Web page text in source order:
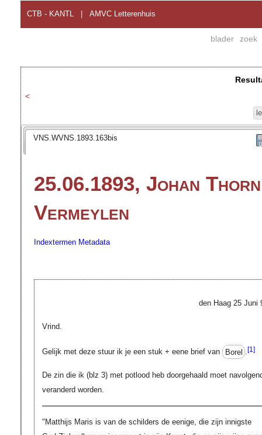
CTB - KANTL AMVC Letterenhuis
blader zoek
<
VNS.WVNS.1893.163bis
25.06.1893, Johan
Vermeylen
Indextermen Metadata
den Haag 25 Juni
Vrind.
Gelijk met deze stuur ik je een stuk + eene brief van Borel .[1]
De zin die ik (blz 3) met potlood heb doorgehaald moet
veranderd worden.
"Matthijs Maris is van de schilders de eenige, die zijn innigste